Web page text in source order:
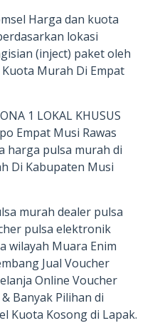
Harga dan kuota
lokasi
(inject) paket oleh
Murah Di Empat
1 LOKAL KHUSUS
Empat Musi Rawas
harga pulsa murah di
Di Kabupaten Musi
murah dealer pulsa
pulsa elektronik
wilayah Muara Enim
Jual Voucher
Online Voucher
Banyak Pilihan di
Kuota Kosong di Lapak.